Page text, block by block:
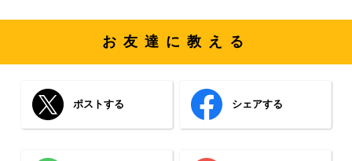
お友達に教える
ポストする シェアする